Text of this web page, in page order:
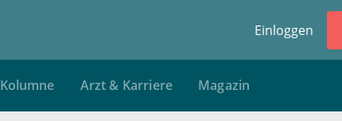
Einloggen
Kolumne Arzt & Karriere Magazin